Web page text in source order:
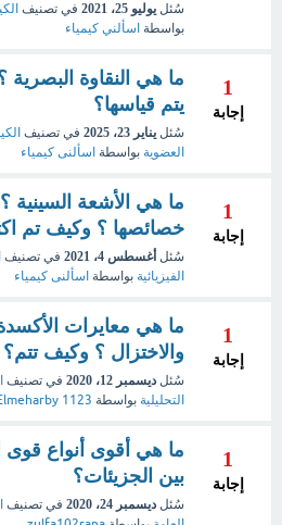
سُئل يوليو 25، 2021 في تصنيف
بواسطة اسألني كيمياء
1
إجابة
ما هي النقاوة
يتم قياسها؟
سُئل يناير 23، 2025 في تصنيف
العضوية بواسطة اسألنى كيمياء
1
إجابة
ما هي الأشعة السينية
خصائصها ؟ وكيف تم
سُئل أغسطس 4، 2021 في تصنيف
الفيزيائية بواسطة اسألنى كيمياء
1
إجابة
ما هي معايرات
والاختزال ؟ وكيف تتم؟
سُئل ديسمبر 12، 2020 في تصنيف
التحليلية بواسطة 1123
1
إجابة
ما هي أقوى أنواع قوى
بين الجزيئات؟
سُئل ديسمبر 24، 2020 في تصنيف